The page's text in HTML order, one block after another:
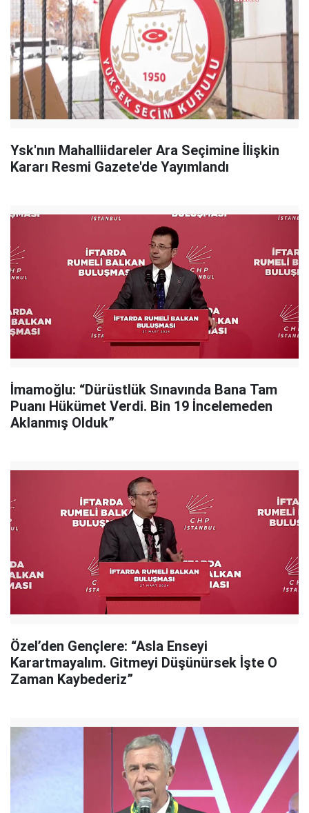
Ysk'nın Mahalliidareler Ara Seçimine İlişkin
Kararı Resmi Gazete'de Yayımlandı
İmamoğlu: “Dürüstlük Sınavında Bana Tam
Puanı Hükümet Verdi. Bin 19 İncelemeden
Aklanmış Olduk”
Özel’den Gençlere: “Asla Enseyi
Karartmayalım. Gitmeyi Düşünürsek İşte O
Zaman Kaybederiz”